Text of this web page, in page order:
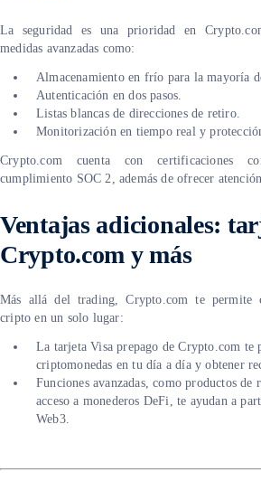
La seguridad es una prioridad en
medidas avanzadas como:
Almacenamiento en frío para la mayoría
Autenticación en dos pasos.
Listas blancas de direcciones de retiro.
Monitorización en tiempo real y
Crypto.com cuenta con certificaciones
cumplimiento SOC 2, además de ofrecer
Ventajas adicionales: t
Crypto.com y más
Más allá del trading, Crypto.com te permite
cripto en un solo lugar:
La tarjeta Visa prepago de Crypto.com te
criptomonedas en tu día a día y obtener
Funciones avanzadas, como productos
acceso a monederos DeFi, te ayudan a
Web3.